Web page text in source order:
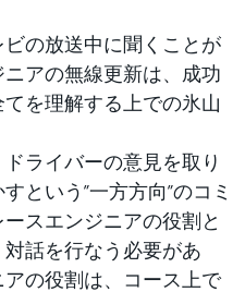
の放送中に聞くことが
アの無線更新は、成功
を理解する上での氷山
ライバーの意見を取り
という”一方方向”のコミ
スエンジニアの役割と
話を行なう必要があ
の役割は、コース上で